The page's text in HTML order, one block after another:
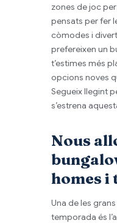
zones de joc
pensats per fer
còmodes i
prefereixen un
t’estimes més
opcions noves
Segueix llegint
s’estrena
Nous
homes i
Una de les
temporada és